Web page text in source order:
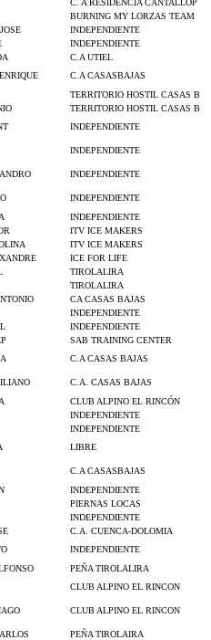
C. A RESIDENCIA CANTALLOP
BURNING MY LORZAS TEAM
INDEPENDIENTE
INDEPENDIENTE
C.A UTIEL
C.A CASASBAJAS
TERRITORIO HOSTIL CASAS B
TERRITORIO HOSTIL CASAS B
INDEPENDIENTE
INDEPENDIENTE
INDEPENDIENTE
INDEPENDIENTE
INDEPENDIENTE
ITV ICE MAKERS
ITV ICE MAKERS
ICE FOR LIFE
TIROLALIRA
TIROLALIRA
CA CASAS BAJAS
INDEPENDIENTE
INDEPENDIENTE
SAB TRAINING CENTER
C.A CASAS BAJAS
C.A. CASAS BAJAS
CLUB ALPINO EL RINCÓN
INDEPENDIENTE
INDEPENDIENTE
LIBRE
C.A CASASBAJAS
INDEPENDIENTE
PIERNAS LOCAS
INDEPENDIENTE
C.A. CUENCA-DOLOMIA
INDEPENDIENTE
PEÑA TIROLALIRA
CLUB ALPINO EL RINCON
CLUB ALPINO EL RINCON
PEÑA TIROLAIRA